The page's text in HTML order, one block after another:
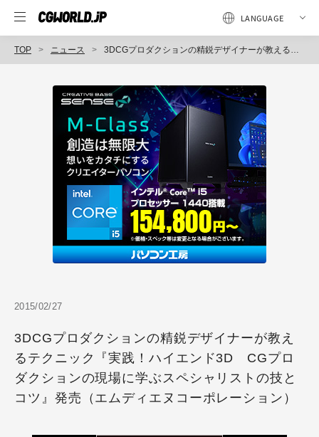
TOP ニュース 3DCGプロダクションの精鋭デザイナーが教えるテクニック『実践！ハイエンド3D CGプロダクションの現場に学ぶスペシャリストの技とコツ』発売（エムディエヌコーポレーション）
2015/02/27
3DCGプロダクションの精鋭デザイナーが教え
るテクニック『実践！ハイエンド3D CGプロ
ダクションの現場に学ぶスペシャリストの技と
コツ』発売（エムディエヌコーポレーション）